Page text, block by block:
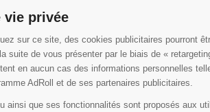
vie privée
sur ce site, des cookies publicitaires pourront
suite de vous présenter par le biais de «
en aucun cas des informations personnelles
AdRoll et de ses partenaires publicitaires.
ainsi que ses fonctionnalités sont proposés aux